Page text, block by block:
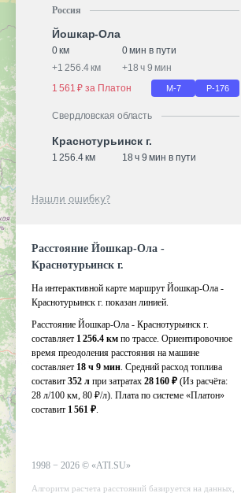
Россия
Йошкар-Ола
0 км
0 мин в пути
+1 256.4 км +18 ч 9 мин
1 561 ₽ за Платон
М-7 Р-176
Свердловская область
Краснотурьинск г.
1 256.4 км 18 ч 9 мин в пути
Нашли ошибку?
Расстояние Йошкар-Ола -
Краснотурьинск г.
На интерактивной карте маршрут Йошкар-Ола -
Краснотурьинск г. показан линией.
Расстояние Йошкар-Ола - Краснотурьинск г.
составляет 1 256.4 км по трассе. Ориентировочное
время преодоления расстояния на машине
составляет 18 ч 9 мин. Средний расход топлива
составит 352 л при затратах 28 160 ₽ (Из расчёта:
28 л/100 км, 80 ₽/л). Плата по системе «Платон»
составит 1 561 ₽.
1998 − 2026 © «ATI.SU»
Алгоритм расчета расстояний базируется на данных,